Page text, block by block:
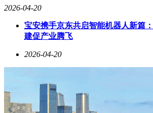
2026-04-20
宝安携手京东共启智能机器人新篇
建促产业腾飞
2026-04-20